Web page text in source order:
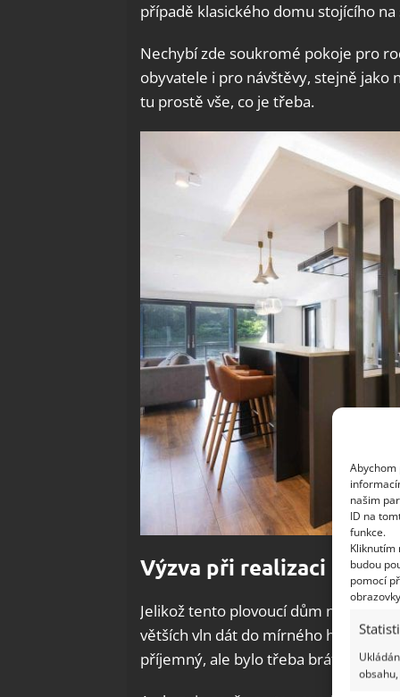
Abychom
našim
ID na
funkce.
Kliknutím
budou
pomocí
případě klasického domu stojícího
Nechybí zde soukromé pokoje pro
obyvatele i pro návštěvy, stejně jako
tu prostě vše, co je třeba.
Výzva při realizaci
Jelikož tento plovoucí dům není
větších vln dát do mírného
příjemný, ale bylo třeba brát ho v